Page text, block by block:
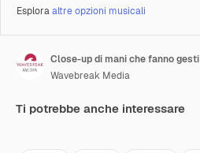
Esploraaltre opzioni musicali
Close-up di mani che fanno gesti
Wavebreak Media
Ti potrebbe anche interessare